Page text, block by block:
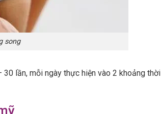
song
lần, mỗi ngày thực hiện vào 2 khoảng thời